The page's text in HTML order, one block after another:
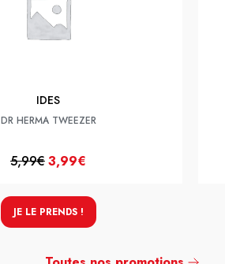
IDES
DR HERMA TWEEZER
5,99€3,99€
JE LE PRENDS !